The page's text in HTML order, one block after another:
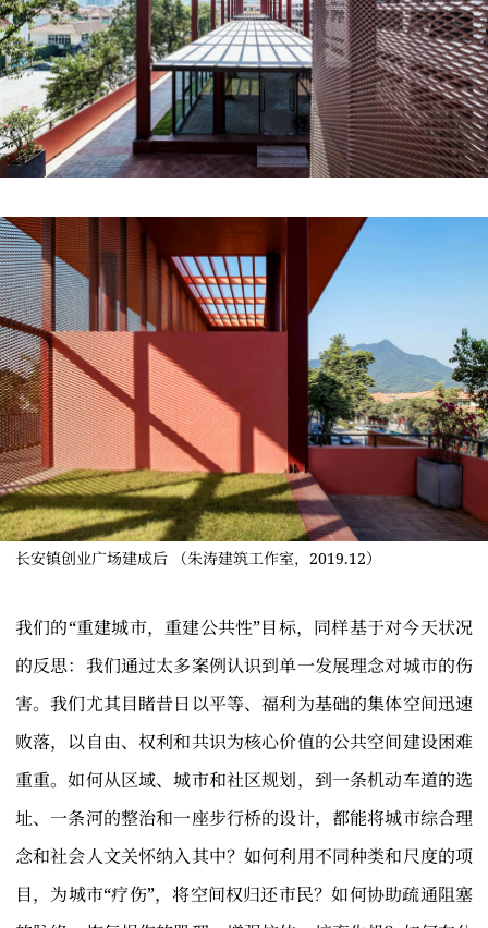
长安镇创业广场建成后 （朱涛建筑工作室，2019.12）
我们的“重建城市，重建公共性”目标，同样基于对今天状况
的反思：我们通过太多案例认识到单一发展理念对城市的伤
害。我们尤其目睹昔日以平等、福利为基础的集体空间迅速
败落，以自由、权利和共识为核心价值的公共空间建设困难
重重。如何从区域、城市和社区规划，到一条机动车道的选
址、一条河的整治和一座步行桥的设计，都能将城市综合理
念和社会人文关怀纳入其中？如何利用不同种类和尺度的项
目，为城市“疗伤”，将空间权归还市民？如何协助疏通阻塞